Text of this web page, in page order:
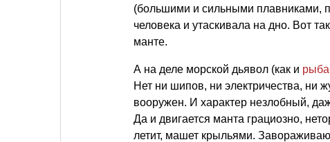
(большими и сильными плавниками,
человека и утаскивала на дно. Вот
манте.
А на деле морской дьявол (как и
Нет ни шипов, ни электричества, ни
вооружен. И характер незлобный,
Да и двигается манта грациозно,
летит, машет крыльями.